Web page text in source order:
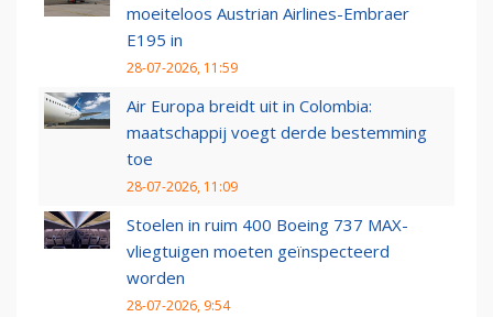
moeiteloos Austrian Airlines-Embraer
E195 in
28-07-2026, 11:59
Air Europa breidt uit in Colombia:
maatschappij voegt derde bestemming
toe
28-07-2026, 11:09
Stoelen in ruim 400 Boeing 737 MAX-
vliegtuigen moeten geïnspecteerd
worden
28-07-2026, 9:54